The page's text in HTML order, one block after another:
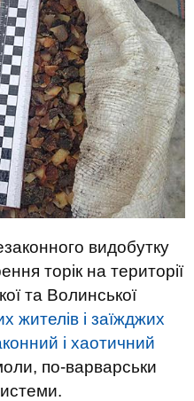
видобутку
торік на території
та Волинської
жителів і заїжджих
і хаотичний
по-варварськи